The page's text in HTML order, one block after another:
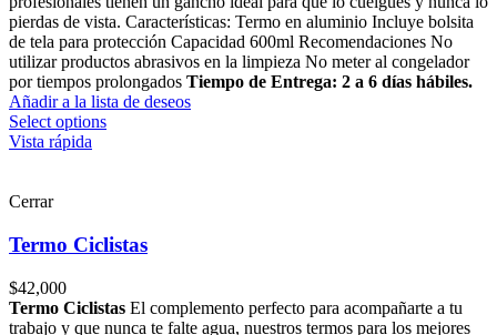
pierdas de vista. Características: Termo en aluminio Incluye bolsita
de tela para protección Capacidad 600ml Recomendaciones No
utilizar productos abrasivos en la limpieza No meter al congelador
por tiempos prolongados Tiempo de Entrega: 2 a 6 días hábiles.
Añadir a la lista de deseos
Select options
Vista rápida
Cerrar
Termo Ciclistas
$42,000
Termo Ciclistas El complemento perfecto para acompañarte a tu
trabajo y que nunca te falte agua, nuestros termos para los mejores